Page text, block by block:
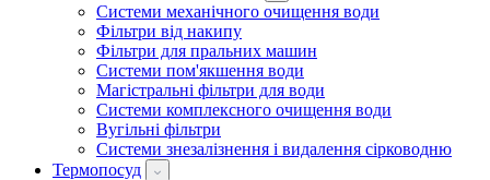
Системи механічного очищення води
Фільтри від накипу
Фільтри для пральних машин
Системи пом'якшення води
Магістральні фільтри для води
Системи комплексного очищення води
Вугільні фільтри
Системи знезалізнення і видалення сірководню
Термопосуд